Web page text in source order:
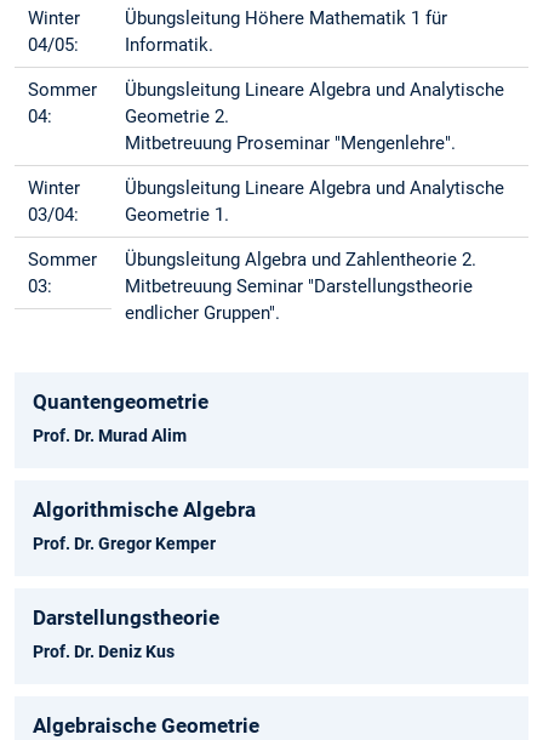
Winter
04/05:
Übungsleitung Höhere Mathematik 1 für
Informatik.
Sommer
04:
Übungsleitung Lineare Algebra und Analytische
Geometrie 2.
Mitbetreuung Proseminar "Mengenlehre".
Winter
03/04:
Übungsleitung Lineare Algebra und Analytische
Geometrie 1.
Sommer
03:
Übungsleitung Algebra und Zahlentheorie 2.
Mitbetreuung Seminar "Darstellungstheorie
endlicher Gruppen".
Quantengeometrie
Prof. Dr. Murad Alim
Algorithmische Algebra
Prof. Dr. Gregor Kemper
Darstellungstheorie
Prof. Dr. Deniz Kus
Algebraische Geometrie